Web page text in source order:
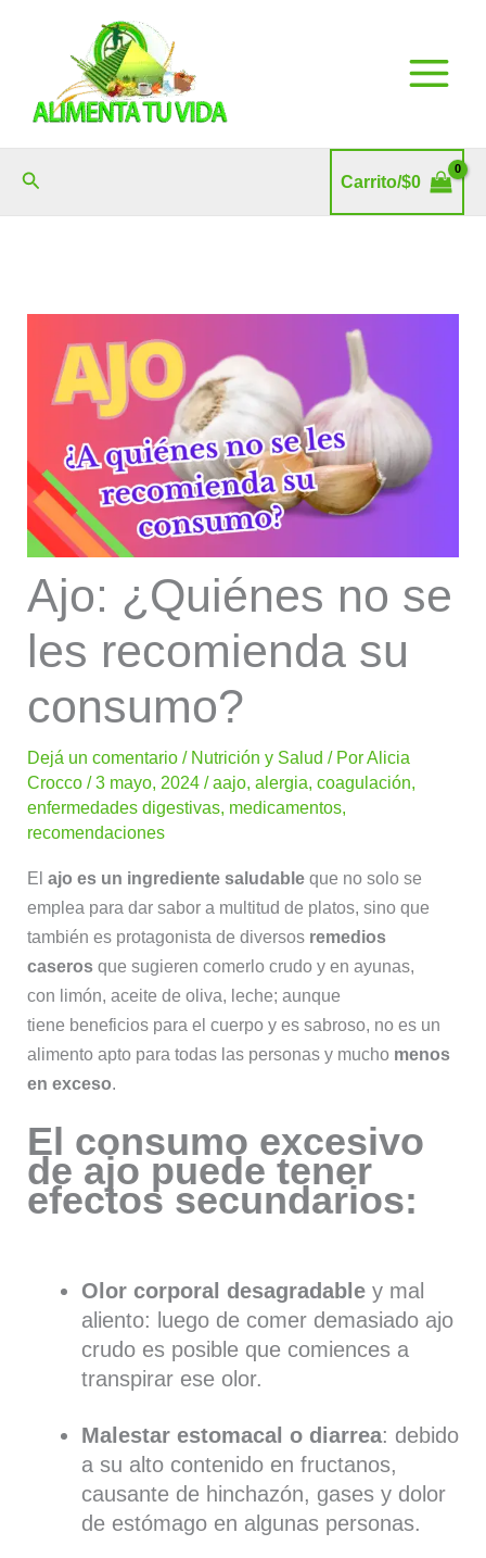
Buscar Carrito/$0
Ajo: ¿Quiénes no se
les recomienda su
consumo?
Dejá un comentario / Nutrición y Salud / PorAlicia
Crocco/3 mayo, 2024/aajo,alergia,coagulación,
enfermedades digestivas, medicamentos,
recomendaciones
Elajo es un ingrediente saludableque no solo se
emplea para dar sabor a multitud de platos, sino que
también es protagonista de diversos remedios
caseros que sugieren comerlo crudo y en ayunas,
con limón, aceite de oliva, leche; aunque
tiene beneficios para el cuerpo y es sabroso, no es un
alimento apto para todas las personas y mucho menos
en exceso
El consumo excesivo
de ajo puede tener
efectos secundarios:
Olor corporal desagradable y mal
aliento: luego de comer demasiado ajo
crudo es posible que comiences a
transpirar ese olor.
Malestar estomacal o diarrea: debido
a su alto contenido en fructanos,
causante de hinchazón, gases y dolor
de estómago en algunas personas.